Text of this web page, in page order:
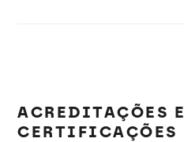
ACREDITAÇÕES E
CERTIFICAÇÕES